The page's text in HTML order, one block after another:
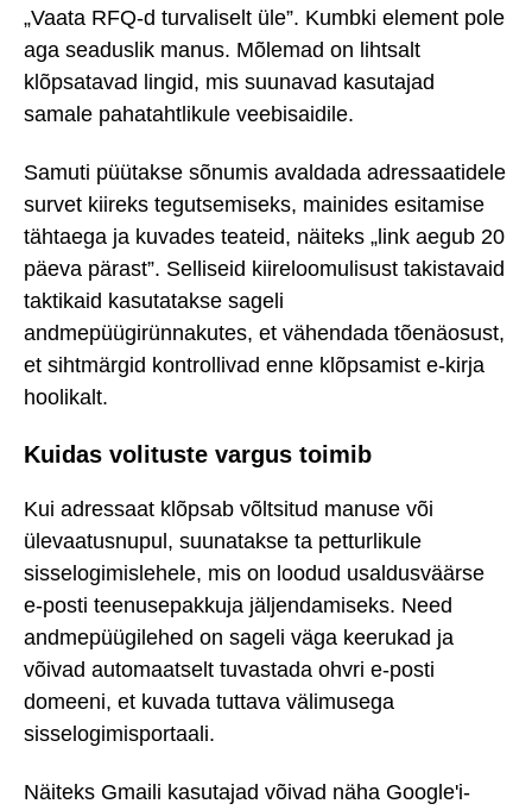
„Vaata RFQ-d turvaliselt üle”. Kumbki element pole
aga seaduslik manus. Mõlemad on lihtsalt
klõpsatavad lingid, mis suunavad kasutajad
samale pahatahtlikule veebisaidile.
Samuti püütakse sõnumis avaldada adressaatidele
survet kiireks tegutsemiseks, mainides esitamise
tähtaega ja kuvades teateid, näiteks „link aegub 20
päeva pärast”. Selliseid kiireloomulisust takistavaid
taktikaid kasutatakse sageli
andmepüügirünnakutes, et vähendada tõenäosust,
et sihtmärgid kontrollivad enne klõpsamist e-kirja
hoolikalt.
Kuidas volituste vargus toimib
Kui adressaat klõpsab võltsitud manuse või
ülevaatusnupul, suunatakse ta petturlikule
sisselogimislehele, mis on loodud usaldusväärse
e-posti teenusepakkuja jäljendamiseks. Need
andmepüügilehed on sageli väga keerukad ja
võivad automaatselt tuvastada ohvri e-posti
domeeni, et kuvada tuttava välimusega
sisselogimisportaali.
Näiteks Gmaili kasutajad võivad näha Google'i-